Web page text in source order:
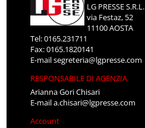
LG PRESSE S.R.L.
via Festaz, 52
11100 AOSTA
Tel: 0165.231711
Fax: 0165.1820141
E-mailsegreteria@lgpresse.com
RESPONSABILE DI AGENZIA
Arianna Gori Chisari
E-maila.chisari@lgpresse.com
Account